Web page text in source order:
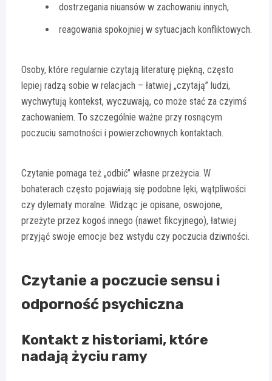
dostrzegania niuansów w zachowaniu innych,
reagowania spokojniej w sytuacjach konfliktowych.
Osoby, które regularnie czytają literaturę piękną, często
lepiej radzą sobie w relacjach – łatwiej „czytają” ludzi,
wychwytują kontekst, wyczuwają, co może stać za czyimś
zachowaniem. To szczególnie ważne przy rosnącym
poczuciu samotności i powierzchownych kontaktach.
Czytanie pomaga też „odbić” własne przeżycia. W
bohaterach często pojawiają się podobne lęki, wątpliwości
czy dylematy moralne. Widząc je opisane, oswojone,
przeżyte przez kogoś innego (nawet fikcyjnego), łatwiej
przyjąć swoje emocje bez wstydu czy poczucia dziwności.
Czytanie a poczucie sensu i
odporność psychiczna
Kontakt z historiami, które
nadają życiu ramy